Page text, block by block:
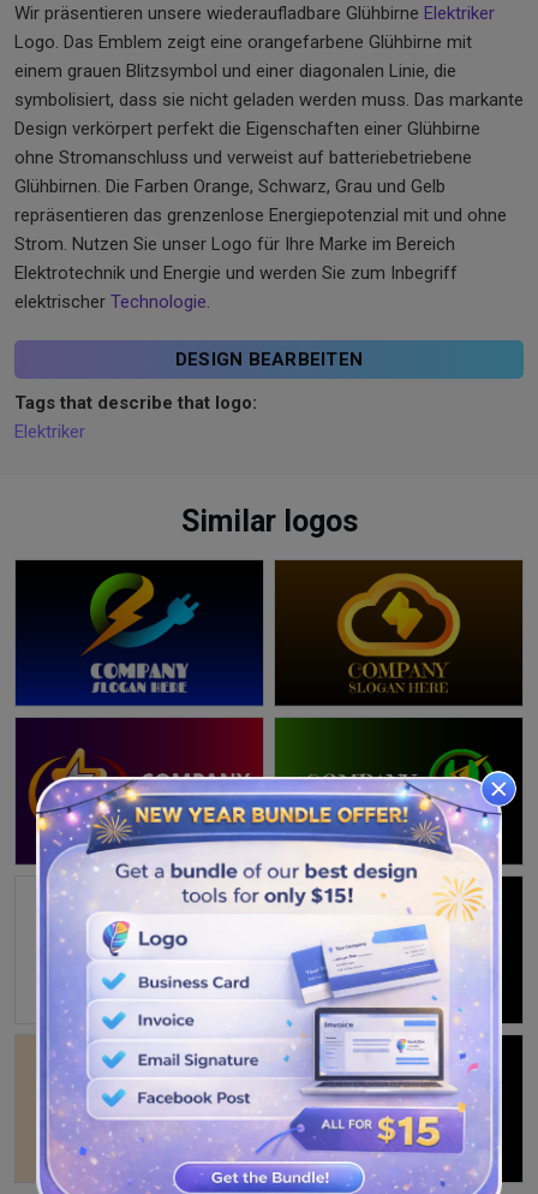
Wir präsentieren unsere wiederaufladbare Glühbirne Elektriker
Logo. Das Emblem zeigt eine orangefarbene Glühbirne mit
einem grauen Blitzsymbol und einer diagonalen Linie, die
symbolisiert, dass sie nicht geladen werden muss. Das markante
Design verkörpert perfekt die Eigenschaften einer Glühbirne
ohne Stromanschluss und verweist auf batteriebetriebene
Glühbirnen. Die Farben Orange, Schwarz, Grau und Gelb
repräsentieren das grenzenlose Energiepotenzial mit und ohne
Strom. Nutzen Sie unser Logo für Ihre Marke im Bereich
Elektrotechnik und Energie und werden Sie zum Inbegriff
elektrischer Technologie
DESIGN BEARBEITEN
Tags that describe that logo:
Elektriker
Similar logos